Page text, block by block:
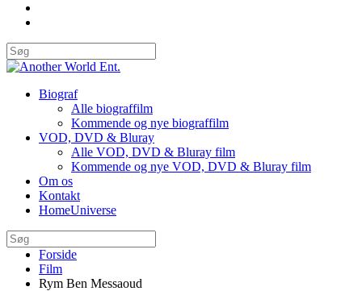
Biograf
Alle biograffilm
Kommende og nye biograffilm
VOD, DVD & Bluray
Alle VOD, DVD & Bluray film
Kommende og nye VOD, DVD & Bluray film
Om os
Kontakt
HomeUniverse
Forside
Film
Rym Ben Messaoud